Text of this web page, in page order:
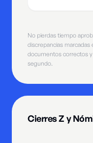
No pierdas tiempo
discrepancias
documentos correctos
segundo.
Cierres Z y